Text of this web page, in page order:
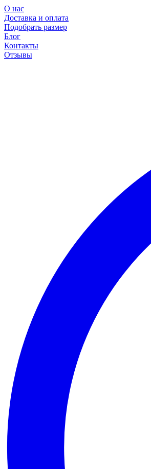
О нас
Доставка и оплата
Подобрать размер
Блог
Контакты
Отзывы